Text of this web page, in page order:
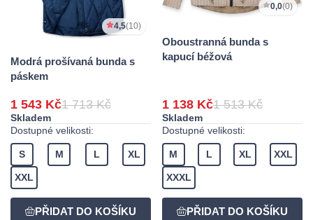
4,5(10)
Modrá prošívaná bunda s
páskem
1 543 Kč1 713 Kč
Skladem
Dostupné velikosti:
S M L XL
XXL
0,0(0)
Oboustranná bunda s
kapucí béžová
1 138 Kč1 513 Kč
Skladem
Dostupné velikosti:
M L XL XXL
XXXL